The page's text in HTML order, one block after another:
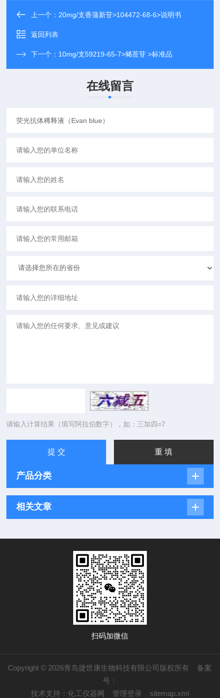
上一个： 20mg/支香蒲新苷>104472-68-6>说明书
返回列表
下一个： 10mg/支59219-65-7>豨莶苷 >标准品
在线留言
请输入计算结果（填写阿拉伯数字），如：三加四=7
产品分类
相关文章
扫码加微信
Copyright © 2026青岛捷世康生物科技有限公司版权所有 备案
号：
技术支持： 化工仪器网 管理登录 sitemap.xml